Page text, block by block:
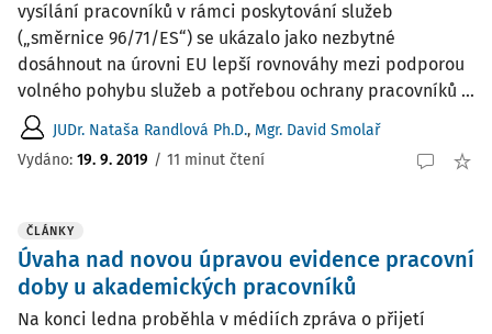
vysílání pracovníků v rámci poskytování služeb
(„směrnice 96/71/ES“) se ukázalo jako nezbytné
dosáhnout na úrovni EU lepší rovnováhy mezi podporou
volného pohybu služeb a potřebou ochrany pracovníků ...
JUDr. Nataša Randlová Ph.D., Mgr. David Smolař
Vydáno: 19. 9. 2019 / 11 minut čtení
ČLÁNKY
Úvaha nad novou úpravou evidence pracovní
doby u akademických pracovníků
Na konci ledna proběhla v médiích zpráva o přijetí